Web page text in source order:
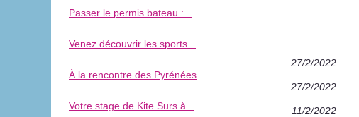
27/2/2022
27/2/2022
11/2/2022
Passer le permis bateau :...
Venez découvrir les sports...
À la rencontre des Pyrénées
Votre stage de Kite Surs à...